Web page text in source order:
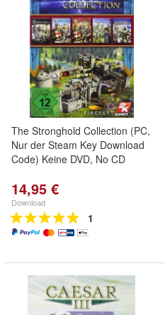
The Stronghold Collection (PC,
Nur der Steam Key Download
Code) Keine DVD, No CD
14,95 €
Download
1